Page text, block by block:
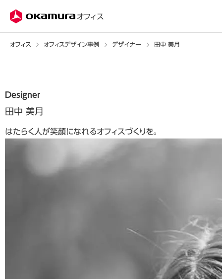
オフィス
オフィス オフィスデザイン事例 デザイナー 田中 美月
Designer
田中 美月
はたらく人が笑顔になれるオフィスづくりを。